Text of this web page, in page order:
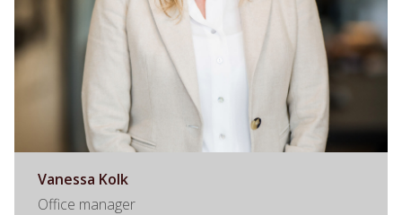
Vanessa Kolk
Office manager